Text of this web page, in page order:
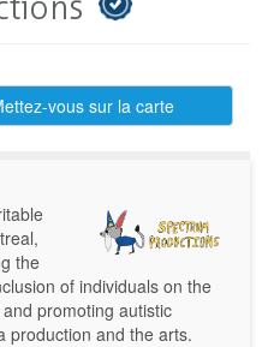
vous sur la carte
the
of individuals on the
promoting autistic
production and the arts.